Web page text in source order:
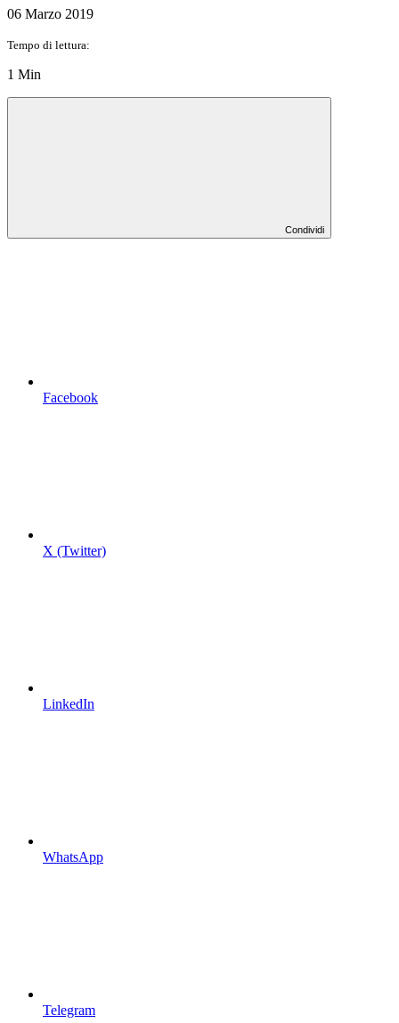
06 Marzo 2019
Tempo di lettura:
1 Min
Condividi
Facebook
X (Twitter)
LinkedIn
WhatsApp
Telegram